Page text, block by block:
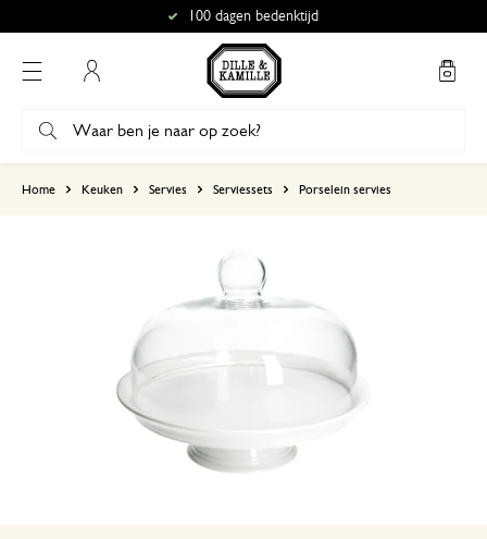
100 dagen bedenktijd
Home Keuken Servies Serviessets Porselein servies
22 januari 2024